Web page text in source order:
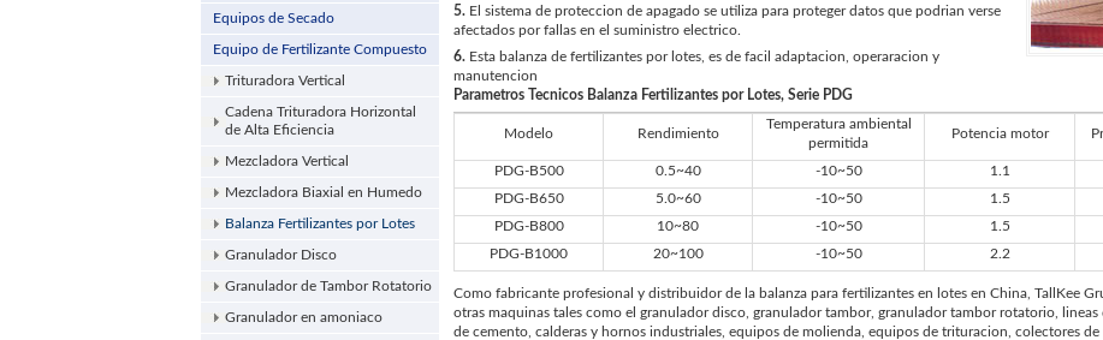
Equipos de Secado
Equipo de Fertilizante Compuesto
Trituradora Vertical
Cadena Trituradora Horizontal
de Alta Eficiencia
Mezcladora Vertical
Mezcladora Biaxial en Humedo
Balanza Fertilizantes por Lotes
Granulador Disco
Granulador de Tambor Rotatorio
Granulador en amoniaco
5. El sistema de proteccion de apagado se utiliza para proteger datos que podrian verse
afectados por fallas en el suministro electrico.
6. Esta balanza de fertilizantes por lotes, es de facil adaptacion, operaracion y
manutencion
Parametros Tecnicos Balanza Fertilizantes por Lotes, Serie PDG
Modelo Rendimiento
Temperatura ambiental
permitida
Potencia motor
PDG-B500 0.5~40 -10~50 1.1
PDG-B650
5.0~60 -10~50 1.5
PDG-B800
10~80 -10~50 1.5
PDG-B1000
20~100 -10~50 2.2
Como fabricante profesional y distribuidor de la balanza para fertilizantes en lotes en China, TallKee
otras maquinas tales como el granulador disco, granulador tambor, granulador tambor rotatorio,
de cemento, calderas y hornos industriales, equipos de molienda, equipos de trituracion, colectores